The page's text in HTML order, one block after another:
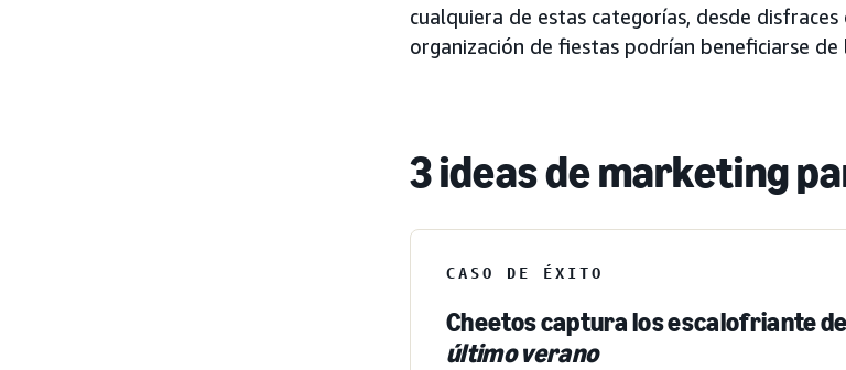
cualquiera de estas categorías, desde
organización de fiestas podrían beneficiarse de
3 ideas de marketing
CASO DE ÉXITO
Cheetos captura los escalofriante
último verano